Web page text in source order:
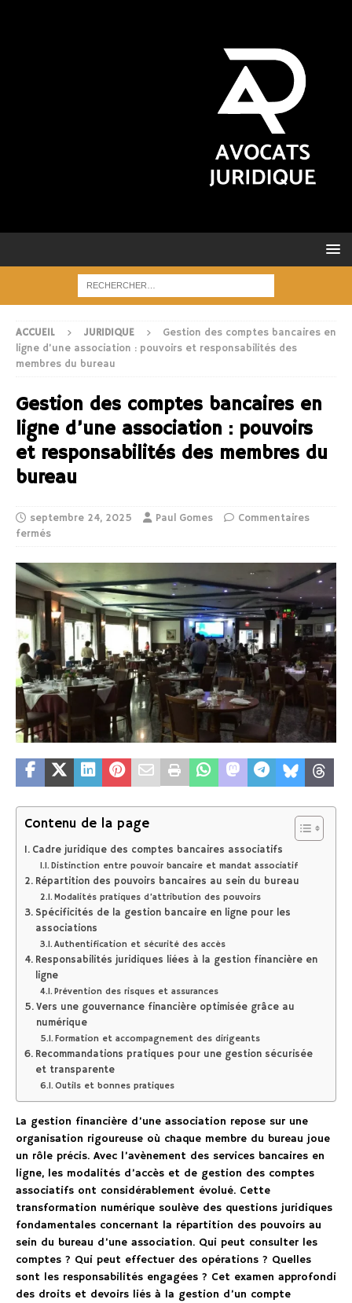
ACCUEIL JURIDIQUE
Gestion des comptes bancaires en
ligne d’une association : pouvoirs et responsabilités des
membres du bureau
Gestion des comptes bancaires en
ligne d’une association : pouvoirs
et responsabilités des membres du
bureau
septembre 24, 2025 Paul Gomes
Commentaires
fermés
Contenu de la page
Cadre juridique des comptes bancaires associatifs
Distinction entre pouvoir bancaire et mandat associatif
Répartition des pouvoirs bancaires au sein du bureau
Modalités pratiques d’attribution des pouvoirs
Spécificités de la gestion bancaire en ligne pour les
associations
Authentification et sécurité des accès
Responsabilités juridiques liées à la gestion financière en
ligne
Prévention des risques et assurances
Vers une gouvernance financière optimisée grâce au
numérique
Formation et accompagnement des dirigeants
Recommandations pratiques pour une gestion sécurisée
et transparente
Outils et bonnes pratiques
La gestion financière d’une association repose sur une
organisation rigoureuse où chaque membre du bureau joue
un rôle précis. Avec l’avènement des services bancaires en
ligne, les modalités d’accès et de gestion des comptes
associatifs ont considérablement évolué. Cette
transformation numérique soulève des questions juridiques
fondamentales concernant la répartition des pouvoirs au
sein du bureau d’une association. Qui peut consulter les
comptes ? Qui peut effectuer des opérations ? Quelles
sont les responsabilités engagées ? Cet examen approfondi
des droits et devoirs liés à la gestion d’un compte